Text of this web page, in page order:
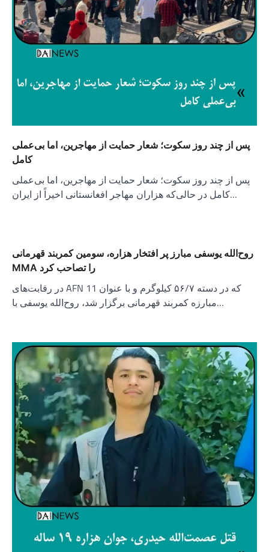
پس از چند روز سکوت؛ شعار حمایت از مهاجرین، اما بی‌عملی
کامل
پس از چند روز سکوت؛ شعار حمایت از مهاجرین، اما بی‌عملی
کامل در حالی‌که هزاران مهاجر افغانستانی اخیراً از ایران…
روح‌الله یوسفی مبارز پر افتخار هزاره، سومین کمربند قهرمانی
MMA را تصاحب کرد
در رقابت‌های AFN 11 که در دسته ۵۶/۷ کیلوگرم و با عنوان
مبارزه کمربند قهرمانی برگزار شد، روح‌الله یوسفی با…